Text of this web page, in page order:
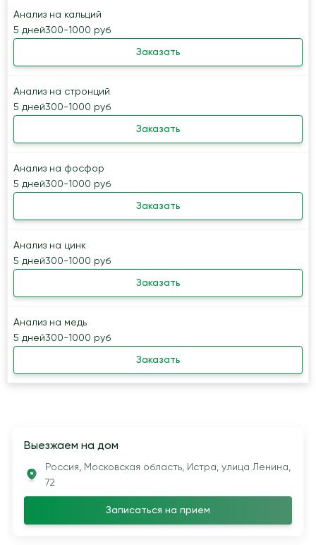
Анализ на кальций
5 дней300-1000 руб
Заказать
Анализ на стронций
5 дней300-1000 руб
Заказать
Анализ на фосфор
5 дней300-1000 руб
Заказать
Анализ на цинк
5 дней300-1000 руб
Заказать
Анализ на медь
5 дней300-1000 руб
Заказать
Выезжаем на дом
Россия, Московская область, Истра, улица Ленина,
72
Записаться на прием